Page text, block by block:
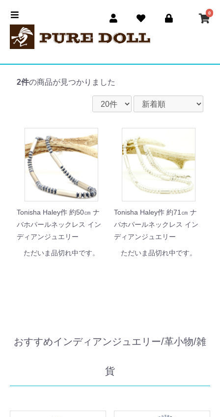
0
2件の商品が見つかりました
Tonisha Haley作 約50㎝ ナ
バホパールネックレス イン
ディアンジュエリー
ただいま品切れ中です。
Tonisha Haley作 約71㎝ ナ
バホパールネックレス イン
ディアンジュエリー
ただいま品切れ中です。
おすすめインディアンジュエリー/革小物/雑
貨